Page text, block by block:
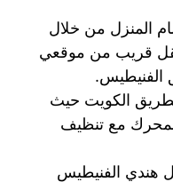
المنزل من خلال
قريب من موقعي
الفنيطيس.
الكويت حيث
مع تنظيف
هندي الفنيطيس